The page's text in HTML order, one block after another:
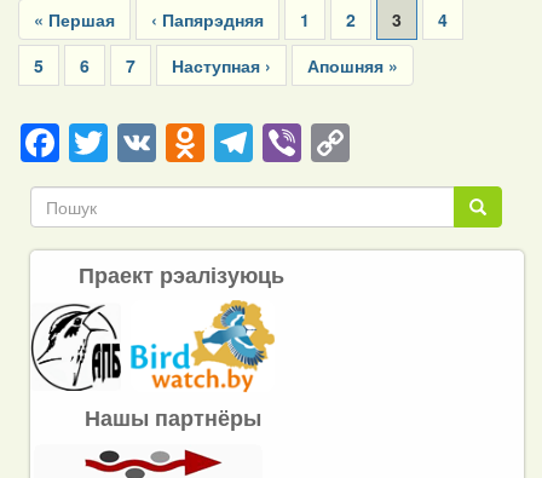
First
page
« Першая
Previous
page
‹ Папярэдняя Page
1 Page
2
Current
page
3 Page
4
Page
5 Page
6 Page
7
Next
page
Наступная ›
Last
page
Апошняя »
Facebook
Twitter
VKOdnoklassniki
Telegram
ViberCopy
Link Пошук
Пошук
Праект рэалізуюць
Нашы партнёры